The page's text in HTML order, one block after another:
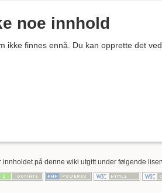
noe innhold
ikke finnes ennå. Du kan opprette det
innholdet på denne wiki utgitt under følgende